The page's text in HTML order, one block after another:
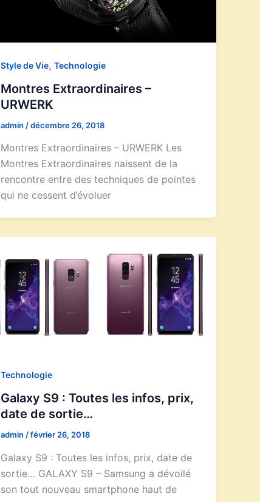
Style de Vie,Technologie
Montres Extraordinaires –
URWERK
admin /décembre 26, 2018
Montres Extraordinaires – URWERK Les
Montres Extraordinaires naissent de la
rencontre entre des techniques de pointes
qui ne cessent d’évoluer
Technologie
Galaxy S9 : Toutes les infos, prix,
date de sortie…
admin/février 26, 2018
Galaxy S9 : Toutes les infos, prix, date de
sortie… GALAXY S9 – Samsung a dévoilé
son tout nouveau smartphone haut de